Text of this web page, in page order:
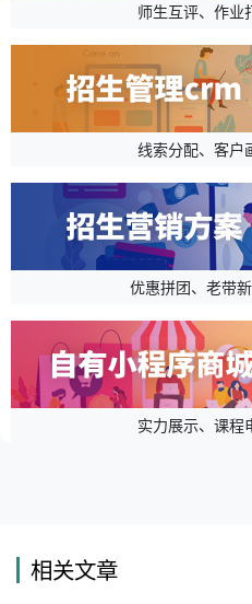
师生互评、作业
线索分配、客户
优惠拼团、老带
实力展示、课程
相关文章